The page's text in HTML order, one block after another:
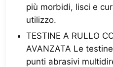
più morbidi, lisci e
utilizzo.
TESTINE A RULLO
AVANZATA Le
punti abrasivi